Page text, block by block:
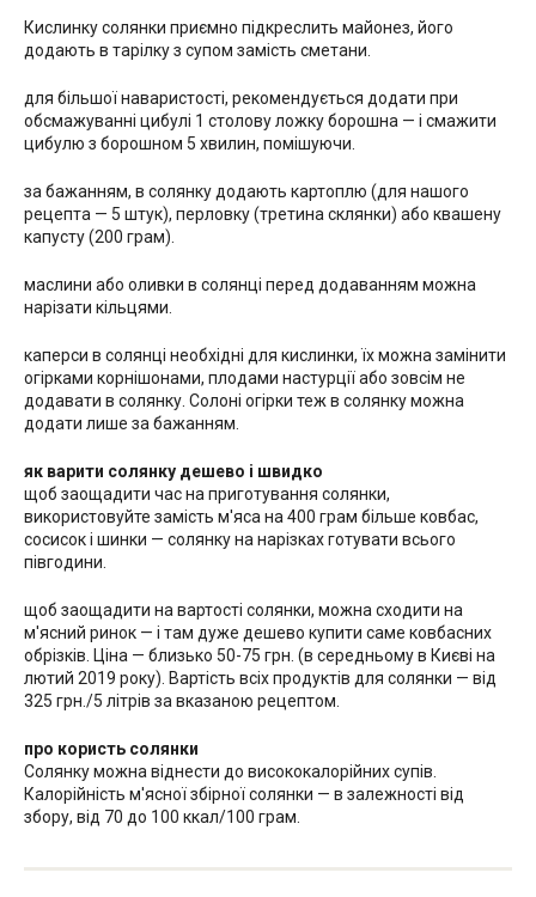
Кислинку солянки приємно підкреслить майонез, його
додають в тарілку з супом замість сметани.
для більшої наваристості, рекомендується додати при
обсмажуванні цибулі 1 столову ложку борошна — і смажити
цибулю з борошном 5 хвилин, помішуючи.
за бажанням, в солянку додають картоплю (для нашого
рецепта — 5 штук), перловку (третина склянки) або квашену
капусту (200 грам).
маслини або оливки в солянці перед додаванням можна
нарізати кільцями.
каперси в солянці необхідні для кислинки, їх можна замінити
огірками корнішонами, плодами настурції або зовсім не
додавати в солянку. Солоні огірки теж в солянку можна
додати лише за бажанням.
як варити солянку дешево і швидко
щоб заощадити час на приготування солянки,
використовуйте замість м'яса на 400 грам більше ковбас,
сосисок і шинки — солянку на нарізках готувати всього
півгодини.
щоб заощадити на вартості солянки, можна сходити на
м'ясний ринок — і там дуже дешево купити саме ковбасних
обрізків. Ціна — близько 50-75 грн. (в середньому в Києві на
лютий 2019 року). Вартість всіх продуктів для солянки — від
325 грн./5 літрів за вказаною рецептом.
про користь солянки
Солянку можна віднести до висококалорійних супів.
Калорійність м'ясної збірної солянки — в залежності від
збору, від 70 до 100 ккал/100 грам.